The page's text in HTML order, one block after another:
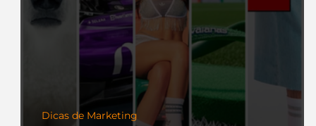
Dicas de Marketing